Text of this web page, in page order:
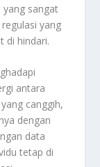
yang sangat
yang
di hindari.
antara
canggih,
dengan
data
tetap di